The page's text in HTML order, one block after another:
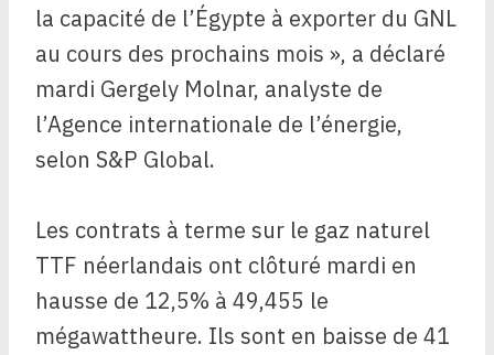
la capacité de l’Égypte à exporter du GNL
au cours des prochains mois », a déclaré
mardi Gergely Molnar, analyste de
l’Agence internationale de l’énergie,
selon S&P Global.
Les contrats à terme sur le gaz naturel
TTF néerlandais ont clôturé mardi en
hausse de 12,5% à 49,455 le
mégawattheure. Ils sont en baisse de 41